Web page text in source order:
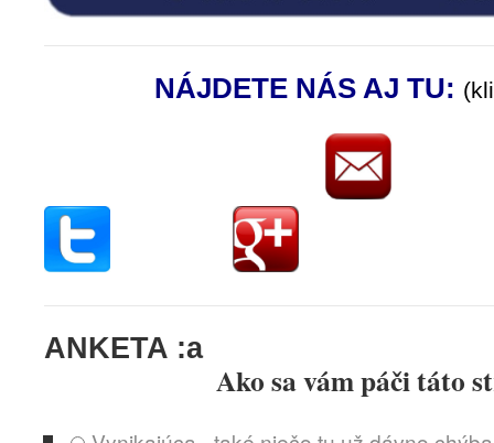
NÁJDETE NÁS AJ TU:
ANKETA :a
Ako sa vám páči táto